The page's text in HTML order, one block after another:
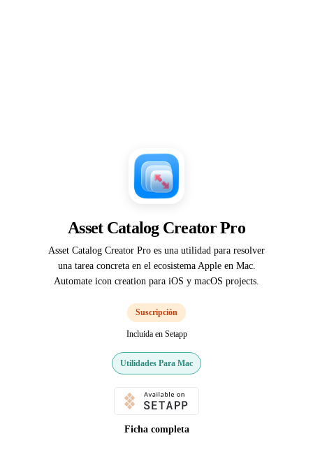
Asset Catalog Creator Pro
Asset Catalog Creator Pro es una utilidad para resolver
una tarea concreta en el ecosistema Apple en Mac.
Automate icon creation para iOS y macOS projects.
Suscripción
Incluida en Setapp
Utilidades Para Mac
Ficha completa